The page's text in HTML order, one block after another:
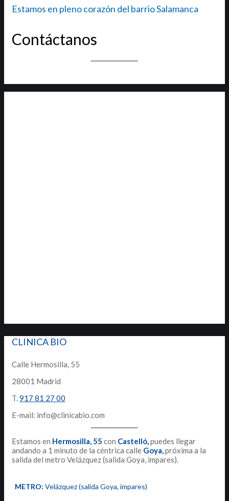
Estamos en pleno corazón del barrio Salamanca
Contáctanos
CLINICA BIO
Calle Hermosilla, 55
28001 Madrid
T.917 81 27 00
E-mail: info@clinicabio.com
Estamos en Hermosilla,55 con Castelló,puedes llegar
andando a 1 minuto de la céntrica calle Goya,próxima a la
salida del metro Velázquez (salida Goya, impares).
METRO: Velázquez (salida Goya, impares)